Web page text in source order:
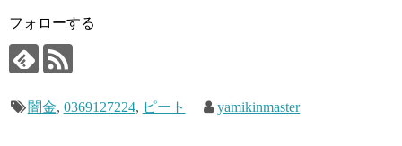
フォローする
闇金, 0369127224, ピート yamikinmaster